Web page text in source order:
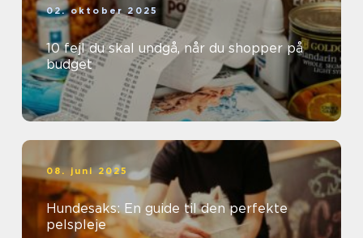
02. oktober 2025
10 fejl du skal undgå, når du shopper på
budget
08. juni 2025
Hundesaks: En guide til den perfekte
pelspleje